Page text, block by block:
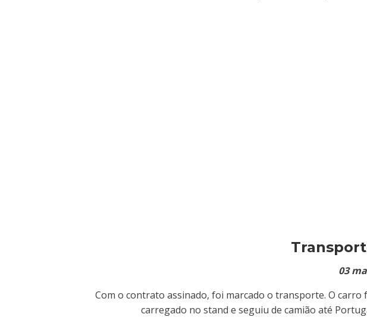
03
Com o contrato assinado, foi marcado o transporte. O carro
carregado no stand e seguiu de camião até